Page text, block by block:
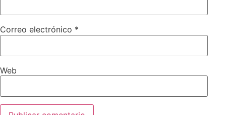
Correo electrónico *
Web